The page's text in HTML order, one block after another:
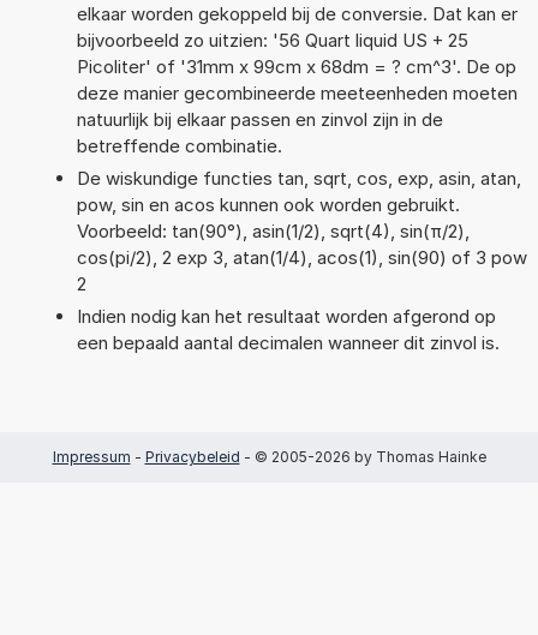
elkaar worden gekoppeld bij de conversie. Dat kan er
bijvoorbeeld zo uitzien: '56 Quart liquid US + 25
Picoliter' of '31mm x 99cm x 68dm = ? cm^3'. De op
deze manier gecombineerde meeteenheden moeten
natuurlijk bij elkaar passen en zinvol zijn in de
betreffende combinatie.
De wiskundige functies tan, sqrt, cos, exp, asin, atan,
pow, sin en acos kunnen ook worden gebruikt.
Voorbeeld: tan(90°), asin(1/2), sqrt(4), sin(π/2),
cos(pi/2), 2 exp 3, atan(1/4), acos(1), sin(90) of 3 pow
2
Indien nodig kan het resultaat worden afgerond op
een bepaald aantal decimalen wanneer dit zinvol is.
Impressum - Privacybeleid - © 2005-2026 by Thomas Hainke